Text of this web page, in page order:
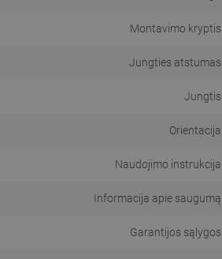
Montavimo kryptis
Jungties atstumas
Jungtis
Orientacija
Naudojimo instrukcija
Informacija apie saugumą
Garantijos sąlygos